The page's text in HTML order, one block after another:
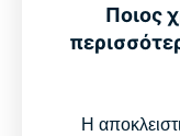
Ποιος
Η